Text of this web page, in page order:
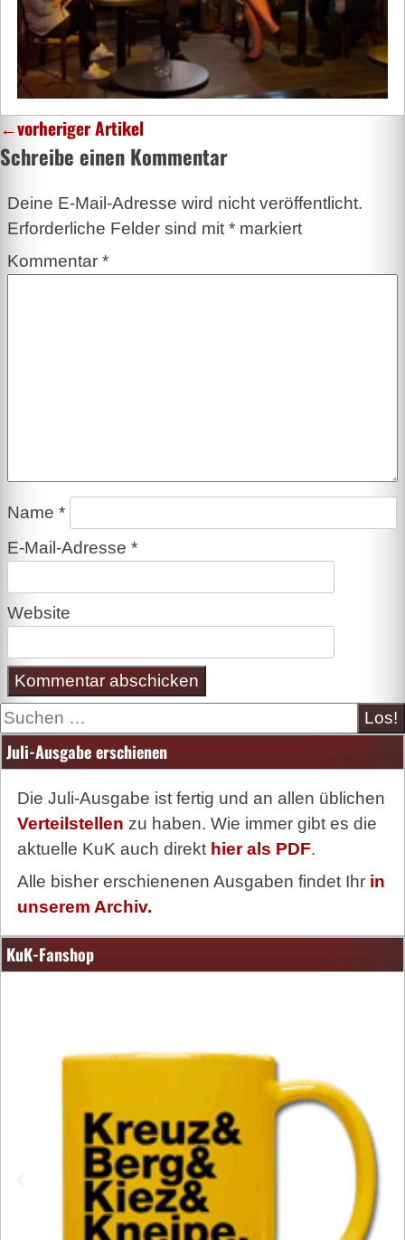
←vorheriger Artikel
Schreibe einen Kommentar
Deine E-Mail-Adresse wird nicht veröffentlicht.
Erforderliche Felder sind mit *markiert
Kommentar *
Name *
E-Mail-Adresse *
Website
Suche
Juli-Ausgabe erschienen
Die Juli-Ausgabe ist fertig und an allen üblichen
Verteilstellen zu haben. Wie immer gibt es die
aktuelle KuK auch direkt hier als PDF.
Alle bisher erschienenen Ausgaben findet Ihr in
unserem Archiv.
KuK-Fanshop